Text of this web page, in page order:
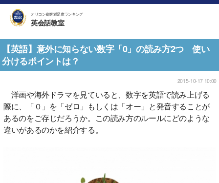
オリコン顧客満足度ランキング
英会話教室
【英語】意外に知らない数字「0」の読み方2つ 使い
分けるポイントは？
2015-10-17 10:00
洋画や海外ドラマを見ていると、数字を英語で読み上げる
際に、「０」を「ゼロ」もしくは「オー」と発音することが
あるのをご存じだろうか。この読み方のルールにどのような
違いがあるのかを紹介する。